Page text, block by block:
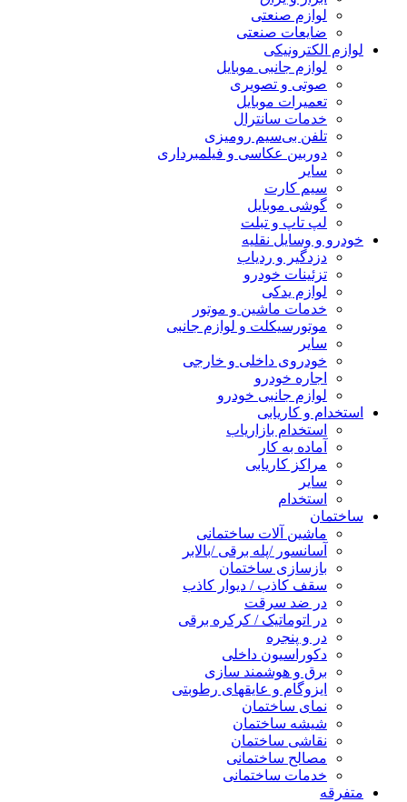
لوازم صنعتی
ضایعات صنعتی
لوازم الکترونیکی
لوازم جانبی موبایل
صوتی و تصویری
تعمیرات موبایل
خدمات سانترال
تلفن بی‌سیم رومیزی
دوربین عکاسی و فیلمبرداری
سایر
سیم کارت
گوشی موبایل
لپ تاپ و تبلت
خودرو و وسایل نقلیه
دزدگیر و ردیاب
تزئینات خودرو
لوازم یدکی
خدمات ماشین و موتور
موتورسیکلت و لوازم جانبی
سایر
خودروی داخلی و خارجی
اجاره خودرو
لوازم جانبی خودرو
استخدام و کاریابی
استخدام بازاریاب
آماده به کار
مراکز کاریابی
سایر
استخدام
ساختمان
ماشین آلات ساختمانی
آسانسور /پله برقی /بالابر
بازسازی ساختمان
سقف کاذب / دیوار کاذب
در ضد سرقت
در اتوماتیک / کرکره برقی
در و پنجره
دکوراسیون داخلی
برق و هوشمند سازی
ایزوگام و عایقهای رطوبتی
نمای ساختمان
شیشه ساختمان
نقاشی ساختمان
مصالح ساختمانی
خدمات ساختمانی
متفرقه